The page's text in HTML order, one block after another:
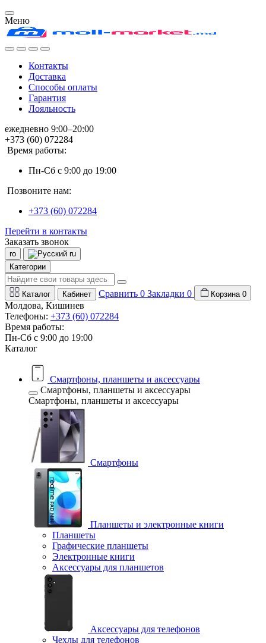
Меню
Контакты
Доставка
Способы оплаты
Гарантия
Лояльность
ежедневно 9:00–20:00
+373 (60) 072284
Время работы:
Пн-Сб с 9:00 до 19:00
Позвоните нам:
+373 (60) 072284
Перейти в контакты
Заказать звонок
ro
ru
Категории
Каталог Кабинет Сравнить 0 Закладки 0 Корзина 0
Молдова, Кишинев
Телефоны: +373 (60) 072284
Время работы:
Пн-Сб с 9:00 до 19:00
Каталог
Смартфоны, планшеты и аксессуары
Смартфоны, планшеты и аксессуары
Смартфоны, планшеты и аксессуары
Смартфоны
Планшеты и электронные книги
Планшеты
Графические планшеты
Электронные книги
Аксессуары для планшетов
Аксессуары для телефонов
Чехлы для телефонов